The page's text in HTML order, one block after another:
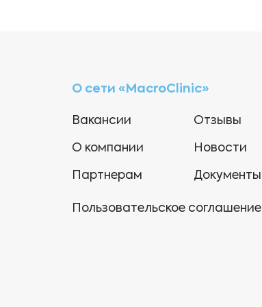
О сети «MacroClinic»
Вакансии
О компании
Партнерам
Отзывы
Новости
Документы
Пользовательское соглашение